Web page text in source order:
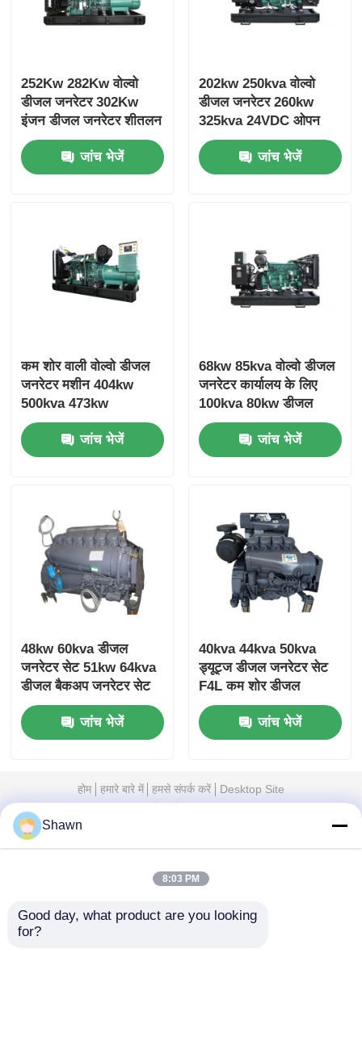
252Kw 282Kw वोल्वो
डीजल जनरेटर 302Kw
इंजन डीजल जनरेटर शीतलन
प्रणाली
जांच भेजें
202kw 250kva वोल्वो
डीजल जनरेटर 260kw
325kva 24VDC ओपन
डीजल जनरेटर सेट
जांच भेजें
कम शोर वाली वोल्वो डीजल
जनरेटर मशीन 404kw
500kva 473kw
587.5kva Marine
Genset Diesel
जांच भेजें
68kw 85kva वोल्वो डीजल
जनरेटर कार्यालय के लिए
100kva 80kw डीजल
जनरेटर
जांच भेजें
48kw 60kva डीजल
जनरेटर सेट 51kw 64kva
डीजल बैकअप जनरेटर सेट
जांच भेजें
40kva 44kva 50kva
ड्यूट्ज डीजल जनरेटर सेट
F4L कम शोर डीजल
जनरेटर
जांच भेजें
होम हमारे बारे में हमसे संपर्क करें
Desktop Site
Equipment Co., Ltd.. All Rights Reserved.
Shawn
8:03 PM
Good day, what product are you looking
for?